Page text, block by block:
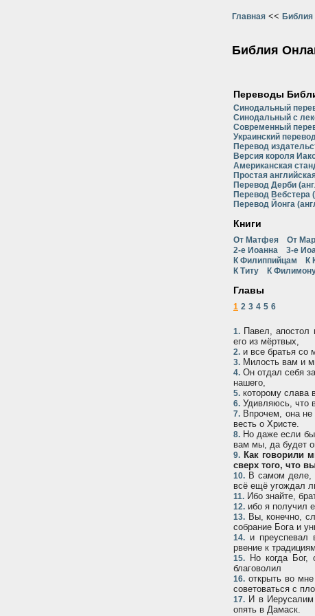
Главная <<
Библия
Переводы
Синодальный
Синодальный с
Современный
Украинский
Перевод
Версия короля
Американская
Простая
Перевод Дерби
Перевод Вебстера
Перевод Йонга
Книги
От Матфея От
2-е Иоанна
3-е
К Филиппийцам
К
К Титу
К
Главы
1 2 3 4 5 6
1. Павел, апостол
его из мёртвых,
2. и все братья со
3. Милость вам и
4. Он отдал себя
нашего,
5. которому слава
6. Удивляюсь, что
7. Впрочем, она
весть о Христе.
8. Но даже если бы
вам мы, да будет
9. Как говорили
сверх того, что
10. В самом деле,
всё ещё угождал
11. Ибо знайте,
12. ибо я получил
13. Вы, конечно,
собрание Бога и
14. и преуспевал
рвение к
15. Но когда Бог,
благоволил
16. открыть во
советоваться с
17. И в
опять в Дамаск.